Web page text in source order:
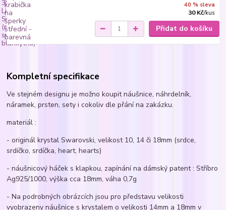
40 % sleva
30 Kč/kus
Přidat do košíku
Kompletní specifikace
Ve stejném designu je možno koupit náušnice, náhrdelník,
náramek, prsten, sety i cokoliv dle přání na zakázku.
materiál :
- originál krystal Swarovski, velikost 10, 14 či 18mm (srdce,
srdíčko, srdíčka, heart, hearts)
- náušnicový háček s klapkou, zapínání na dámský patent : Stříbro
Ag925/1000, výška cca 18mm, váha 0,7g
- Na podrobných obrázcích jsou pro představu velikosti
vyobrazeny náušnice s krystalem o velikosti 14mm a 18mm v